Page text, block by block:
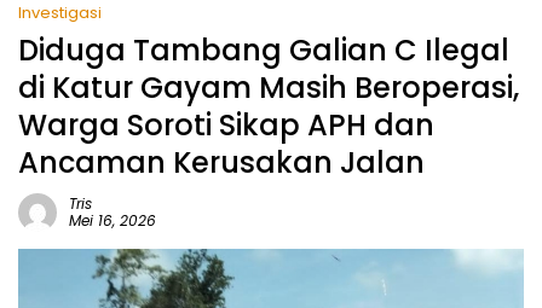
Investigasi
Diduga Tambang Galian C Ilegal
di Katur Gayam Masih Beroperasi,
Warga Soroti Sikap APH dan
Ancaman Kerusakan Jalan
Tris
Mei 16, 2026